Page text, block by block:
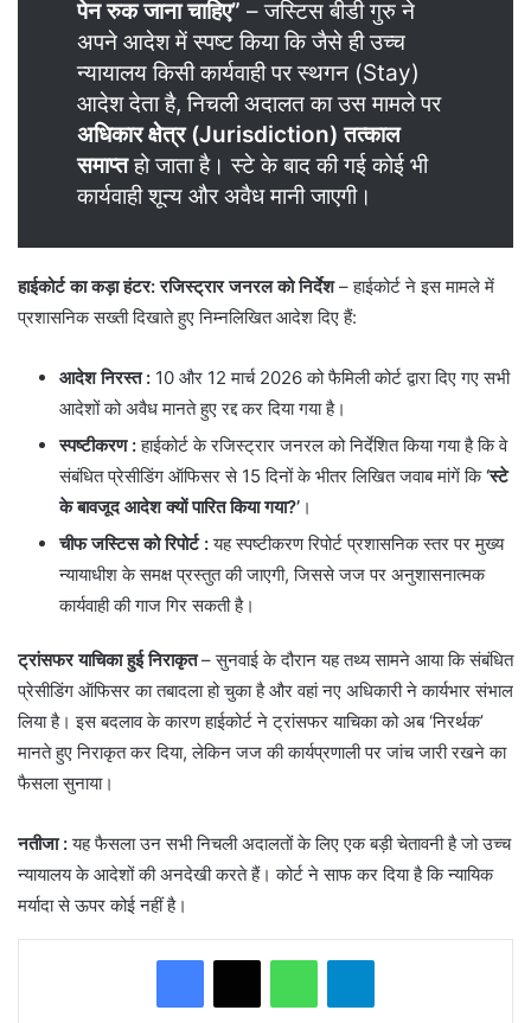
पेन रुक जाना चाहिए” – ​जस्टिस बीडी गुरु ने
अपने आदेश में स्पष्ट किया कि जैसे ही उच्च
न्यायालय किसी कार्यवाही पर स्थगन (Stay)
आदेश देता है, निचली अदालत का उस मामले पर
अधिकार क्षेत्र (Jurisdiction) तत्काल
समाप्तहो जाता है। स्टे के बाद की गई कोई भी
कार्यवाही शून्य और अवैध मानी जाएगी।
हाईकोर्ट का कड़ा हंटर: रजिस्ट्रार जनरल को निर्देश– ​हाईकोर्ट ने इस मामले में
प्रशासनिक सख्ती दिखाते हुए निम्नलिखित आदेश दिए हैं:
आदेश निरस्त : 10 और 12 मार्च 2026 को फैमिली कोर्ट द्वारा दिए गए सभी
आदेशों को अवैध मानते हुए रद्द कर दिया गया है।
स्पष्टीकरण :हाईकोर्ट के रजिस्ट्रार जनरल को निर्देशित किया गया है कि वे
संबंधित प्रेसीडिंग ऑफिसर से 15 दिनों के भीतर लिखित जवाब मांगें कि‘स्टे
के बावजूद आदेश क्यों पारित किया गया?’ ।
चीफ जस्टिस को रिपोर्ट :यह स्पष्टीकरण रिपोर्ट प्रशासनिक स्तर पर मुख्य
न्यायाधीश के समक्ष प्रस्तुत की जाएगी, जिससे जज पर अनुशासनात्मक
कार्यवाही की गाज गिर सकती है।
ट्रांसफर याचिका हुई निराकृत– सुनवाई के दौरान यह तथ्य सामने आया कि संबंधित
प्रेसीडिंग ऑफिसर का तबादला हो चुका है और वहां नए अधिकारी ने कार्यभार संभाल
लिया है। इस बदलाव के कारण हाईकोर्ट ने ट्रांसफर याचिका को अब ‘निरर्थक’
मानते हुए निराकृत कर दिया, लेकिन जज की कार्यप्रणाली पर जांच जारी रखने का
फैसला सुनाया।
नतीजा :यह फैसला उन सभी निचली अदालतों के लिए एक बड़ी चेतावनी है जो उच्च
न्यायालय के आदेशों की अनदेखी करते हैं। कोर्ट ने साफ कर दिया है कि न्यायिक
मर्यादा से ऊपर कोई नहीं है।
WhatsAppTelegram